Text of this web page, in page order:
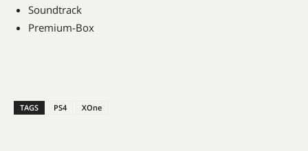
Soundtrack
Premium-Box
TAGS PS4 XOne